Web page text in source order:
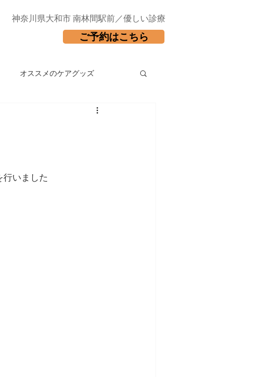
​神奈川県大和市 南林間駅前／優しい診療
ご予約はこちら
オススメのケアグッズ
いました